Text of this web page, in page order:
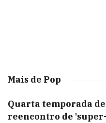
Mais de Pop
Quarta temporada
reencontro de